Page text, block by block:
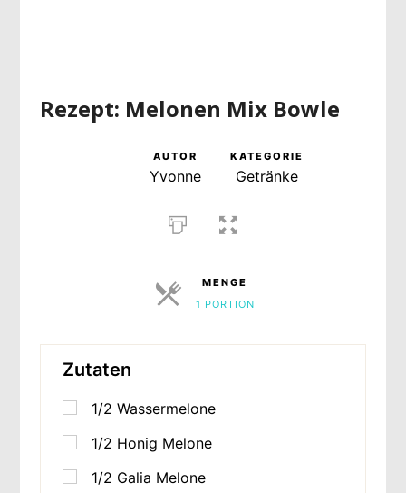
Rezept: Melonen Mix Bowle
AUTOR
Yvonne
KATEGORIE
Getränke
MENGE
1 PORTION
Zutaten
1/2 Wassermelone
1/2 Honig Melone
1/2 Galia Melone